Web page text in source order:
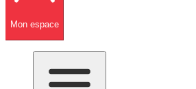
Mon espace